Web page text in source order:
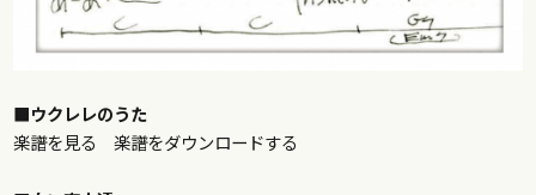
■ウクレレのうた
楽譜を見る
楽譜をダウンロードする